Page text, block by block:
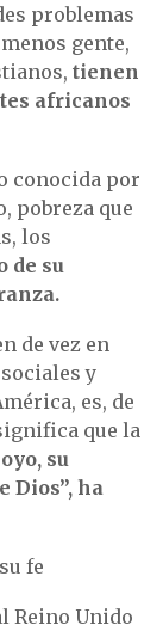
problemas
gente,
tienen
africanos
conocida por
pobreza que
los
de su
de vez en
y
es, de
que la
su
Dios”, ha
fe
Reino Unido